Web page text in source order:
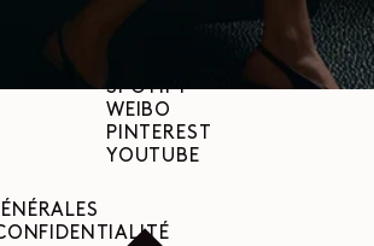
SPOTIFY
WEIBO
PINTEREST
YOUTUBE